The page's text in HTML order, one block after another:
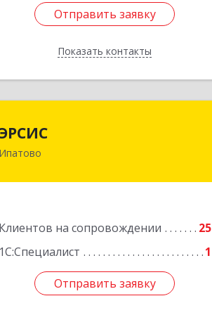
Отправить заявку
Показать контакты
Отправить заявку
Назад
Ипатово
Клиентов на сопровождении
25
1С:Специалист
1
Отправить заявку
Отправить заявку